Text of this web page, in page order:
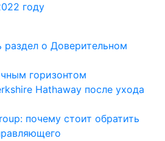
году
горизонтом
Hathaway после ухода
почему стоит обратить